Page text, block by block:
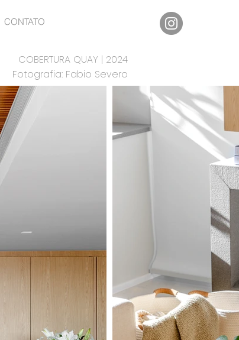
CONTATO
COBERTURA QUAY | 2024
Fotografia: Fabio Severo